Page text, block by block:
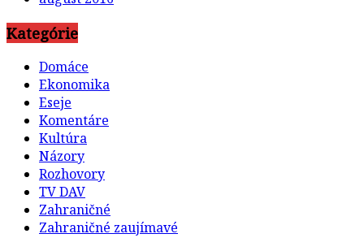
Kategórie
Domáce
Ekonomika
Eseje
Komentáre
Kultúra
Názory
Rozhovory
TV DAV
Zahraničné
Zahraničné zaujímavé